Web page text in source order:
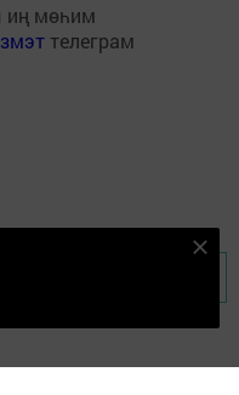
мөһим
телеграм